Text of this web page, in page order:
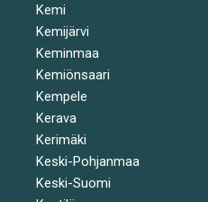
Kemi
Kemijärvi
Keminmaa
Kemiönsaari
Kempele
Kerava
Kerimäki
Keski-Pohjanmaa
Keski-Suomi